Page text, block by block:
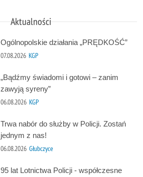
Aktualności
Ogólnopolskie działania „PRĘDKOŚĆ”
07.08.2026 KGP
„Bądźmy świadomi i gotowi – zanim
zawyją syreny”
06.08.2026 KGP
Trwa nabór do służby w Policji. Zostań
jednym z nas!
06.08.2026 Głubczyce
95 lat Lotnictwa Policji - współczesne